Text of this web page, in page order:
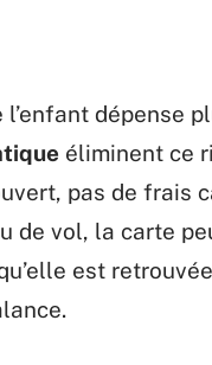
dépense
éliminent ce
pas de frais
de vol, la carte
est